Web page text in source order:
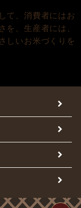
て、消費者にはお
を、生産者には、
しいお米づくりを